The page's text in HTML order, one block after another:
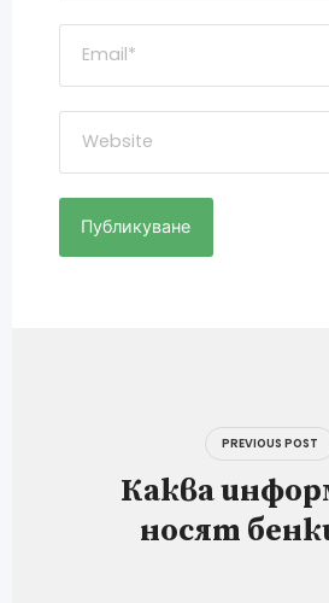
PREVIOUS POST
Каква
носят